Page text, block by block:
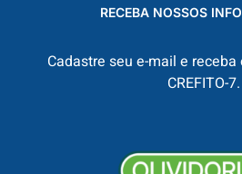
RECEBA NOSSOS
Cadastre seu e-mail e
CREFITO-7.